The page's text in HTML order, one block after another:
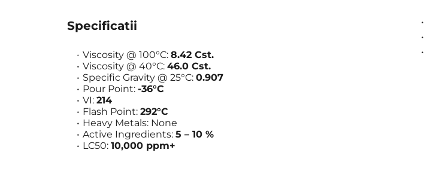
Specificatii
Viscosity @ 100°C: 8.42 Cst.
Viscosity @ 40°C: 46.0 Cst.
Specific Gravity @ 25°C: 0.907
Pour Point: -36°C
VI: 214
Flash Point: 292°C
Heavy Metals: None
Active Ingredients: 5 – 10 %
LC50: 10,000 ppm+